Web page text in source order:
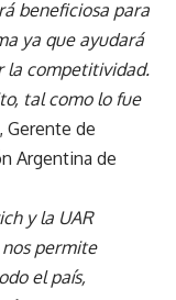
beneficiosa para
ya que ayudará
la competitividad.
tal como lo fue
, Gerente de
Argentina de
y la UAR
permite
el país,